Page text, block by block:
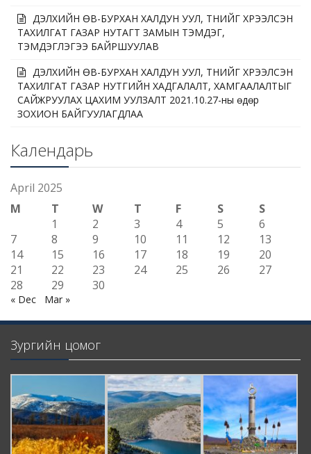
ДЭЛХИЙН ӨВ-БУРХАН ХАЛДУН УУЛ, ТҮҮНИЙГ ХҮРЭЭЛСЭН
ТАХИЛГАТ ГАЗАР НУТАГТ ЗАМЫН ТЭМДЭГ,
ТЭМДЭГЛЭГЭЭ БАЙРШУУЛАВ
ДЭЛХИЙН ӨВ-БУРХАН ХАЛДУН УУЛ, ТҮҮНИЙГ ХҮРЭЭЛСЭН
ТАХИЛГАТ ГАЗАР НУТГИЙН ХАДГАЛАЛТ, ХАМГААЛАЛТЫГ
САЙЖРУУЛАХ ЦАХИМ УУЛЗАЛТ 2021.10.27-ны өдөр
ЗОХИОН БАЙГУУЛАГДЛАА
Календарь
April 2025
M
T W T F S
S
1
2 3 4 5
6
7
8 9 10 11 12
13
14
15 16 17 18 19
20
21
22 23 24 25 26
27
28
29 30
« Dec Mar »
Зургийн цомог